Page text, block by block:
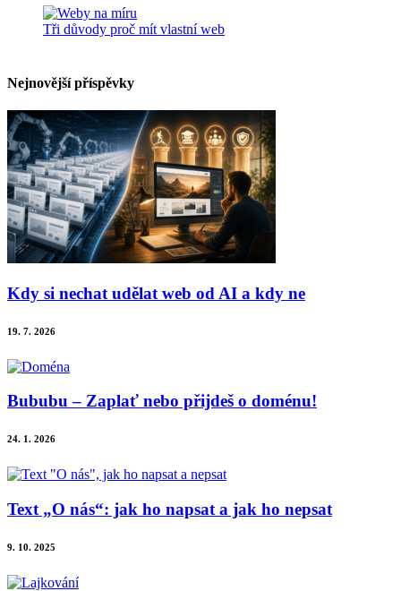
Tři důvody proč mít vlastní web
Nejnovější příspěvky
Kdy si nechat udělat web od AI a kdy ne
19. 7. 2026
Bububu – Zaplať nebo přijdeš o doménu!
24. 1. 2026
Text „O nás“: jak ho napsat a jak ho nepsat
9. 10. 2025